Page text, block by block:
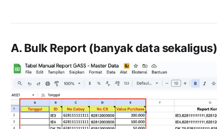
A. Bulk Report (banyak data sekaligus)